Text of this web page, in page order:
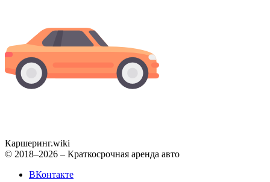
Каршеринг.wiki
© 2018–2026 – Краткосрочная аренда авто
ВКонтакте